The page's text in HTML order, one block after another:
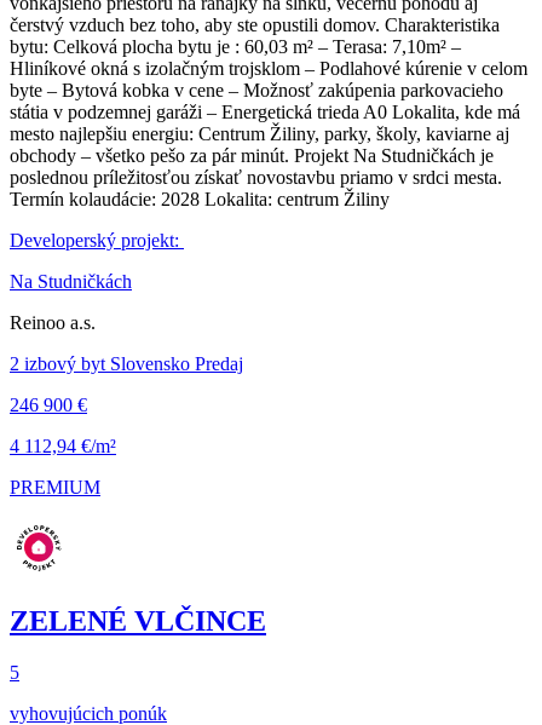
čerstvý vzduch bez toho, aby ste opustili domov. Charakteristika
bytu: Celková plocha bytu je : 60,03 m² – Terasa: 7,10m² –
Hliníkové okná s izolačným trojsklom – Podlahové kúrenie v celom
byte – Bytová kobka v cene – Možnosť zakúpenia parkovacieho
státia v podzemnej garáži – Energetická trieda A0 Lokalita, kde má
mesto najlepšiu energiu: Centrum Žiliny, parky, školy, kaviarne aj
obchody – všetko pešo za pár minút. Projekt Na Studničkách je
poslednou príležitosťou získať novostavbu priamo v srdci mesta.
Termín kolaudácie: 2028 Lokalita: centrum Žiliny
Developerský projekt:
Na Studničkách
Reinoo a.s.
2 izbový byt Slovensko Predaj
246 900 €
4 112,94 €/m²
PREMIUM
ZELENÉ VLČINCE
5
vyhovujúcich ponúk